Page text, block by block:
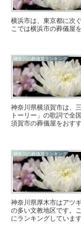
横浜市は、東京都に次
こでは横浜市の葬儀屋
神奈川の葬儀屋ランキング
神奈川県横須賀市は、
トーリー」の歌詞で全
須賀市の葬儀屋をおす
神奈川の葬儀屋ランキング
神奈川県厚木市はアツ
の多い文教地区です。
にランキングしています